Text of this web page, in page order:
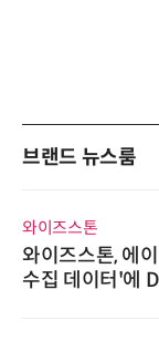
브랜드 뉴스룸
이타 'SCV 기반
인증 최고 등급